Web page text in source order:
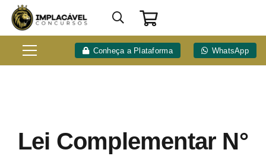
Conheça a Plataforma WhatsApp
Lei Complementar N°